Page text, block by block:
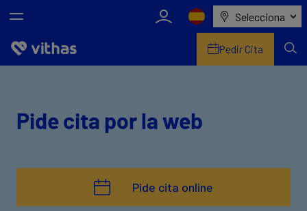
Selecciona
Centros
Equipo médico y asistencial
Pedir Cita
Pide cita por la web
Pide cita online